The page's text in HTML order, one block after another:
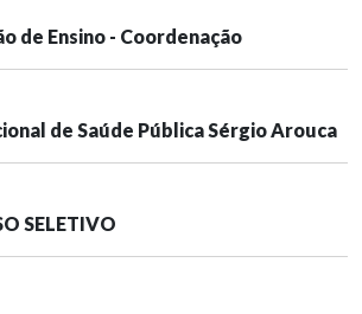
de Ensino - Coordenação
de Saúde Pública Sérgio Arouca
SELETIVO